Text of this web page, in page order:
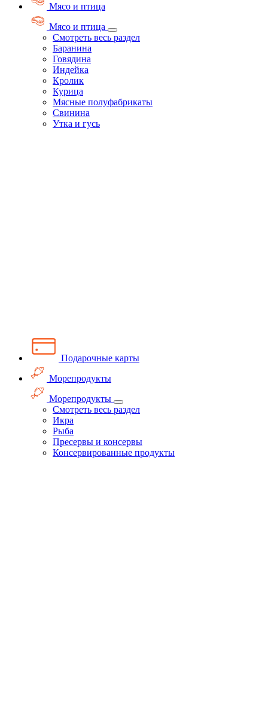
Мясо и птица
Мясо и птица
Смотреть весь раздел
Баранина
Говядина
Индейка
Кролик
Курица
Мясные полуфабрикаты
Свинина
Утка и гусь
Подарочные карты
Морепродукты
Морепродукты
Смотреть весь раздел
Икра
Рыба
Пресервы и консервы
Консервированные продукты